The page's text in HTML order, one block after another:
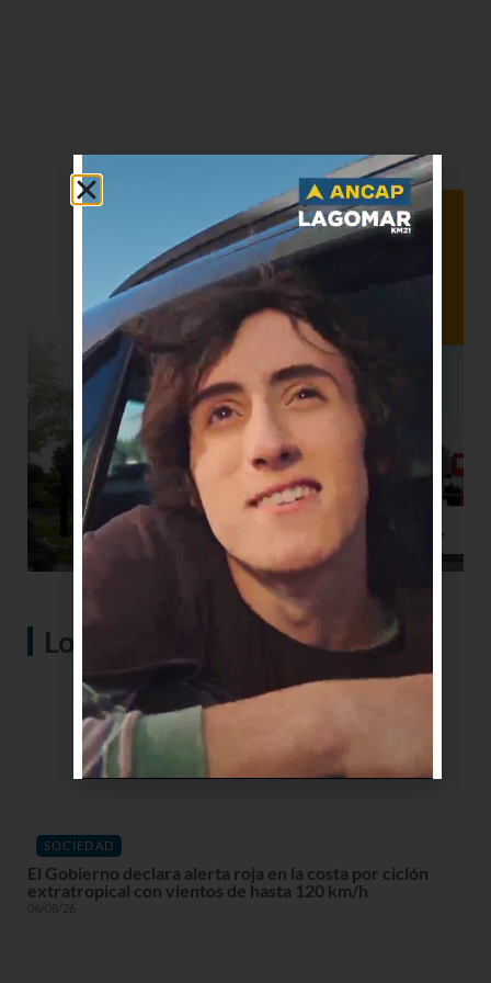
Lo más visto
SOCIEDAD
El Gobierno declara alerta roja en la costa por ciclón
extratropical con vientos de hasta 120 km/h
06/08/26